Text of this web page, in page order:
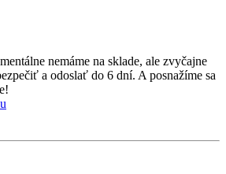
nemáme na sklade, ale zvyčajne
a odoslať do 6 dní. A posnažíme sa